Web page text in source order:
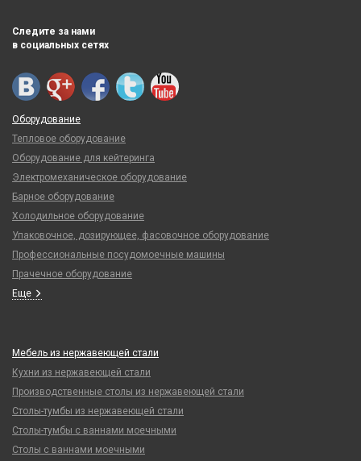
Следите за нами
в социальных сетях
Оборудование
Тепловое оборудование
Оборудование для кейтеринга
Электромеханическое оборудование
Барное оборудование
Холодильное оборудование
Упаковочное, дозирующее, фасовочное оборудование
Профессиональные посудомоечные машины
Прачечное оборудование
Еще
Мебель из нержавеющей стали
Кухни из нержавеющей стали
Производственные столы из нержавеющей стали
Столы-тумбы из нержавеющей стали
Столы-тумбы с ваннами моечными
Столы с ваннами моечными